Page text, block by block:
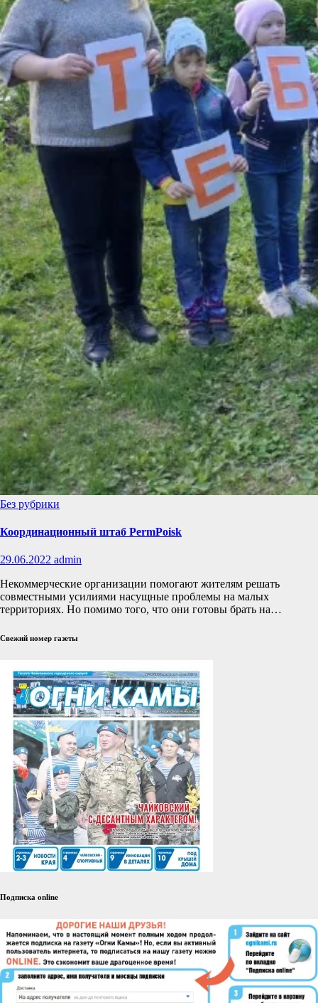
Без рубрики
Координационный штаб PermPoisk
29.06.2022 admin
Некоммерческие организации помогают жителям решать
совместными усилиями насущные проблемы на малых
территориях. Но помимо того, что они готовы брать на…
Свежий номер газеты
Подписка online